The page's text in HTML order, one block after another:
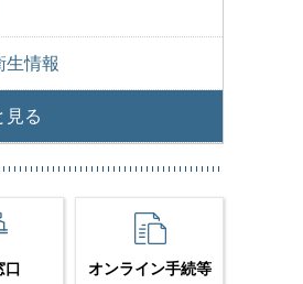
生情報
見る
口 オンライン手続等